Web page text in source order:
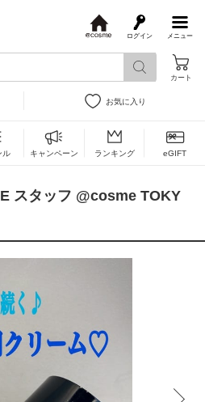
メニュー
ログイン
s
カート
お気に入り
ル キャンペーン ランキング eGIFT
スタッフ @cosme TOKY